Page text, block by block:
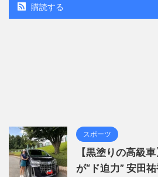
購読する
スポーツ
【黒塗りの高級
が“ド迫力” 安田